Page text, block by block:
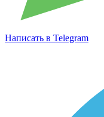
Написать в Telegram